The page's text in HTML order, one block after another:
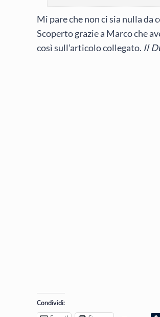
Mi pare che non ci sia nulla da
Scoperto grazie a Marco che
così sull’articolo collegato. Il
Condividi: